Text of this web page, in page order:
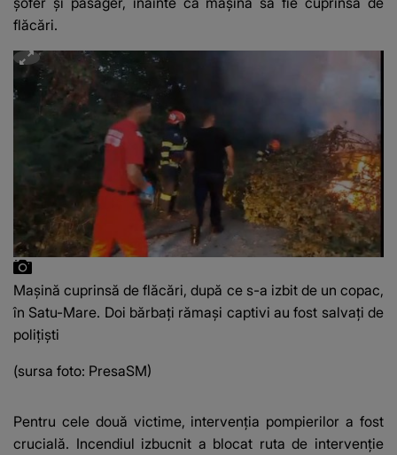
flăcări.
Mașină cuprinsă de flăcări, după ce s-a izbit de un copac,
în Satu-Mare. Doi bărbați rămași captivi au fost salvați de
polițiști
(sursa foto: PresaSM)
Pentru cele două victime, intervenția pompierilor a fost
crucială. Incendiul izbucnit a blocat ruta de intervenție